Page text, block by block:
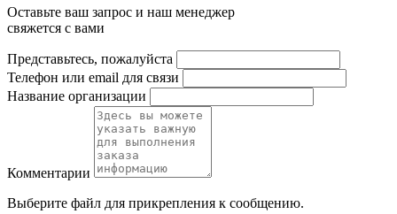
Оставьте ваш запрос и наш менеджер
свяжется с вами
Представьтесь, пожалуйста
Телефон или email для связи
Название организации
Комментарии
Выберите файл для прикрепления к сообщению.